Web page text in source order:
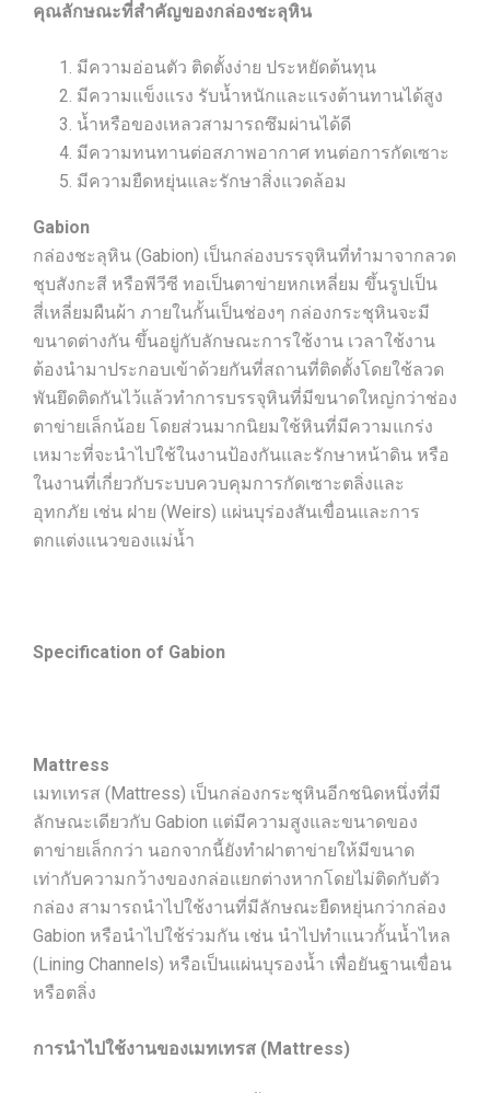
คุณลักษณะที่สำคัญของกล่องชะลุหิน
มีความอ่อนตัว ติดตั้งง่าย ประหยัดต้นทุน
มีความแข็งแรง รับน้ำหนักและแรงต้านทานได้สูง
น้ำหรือของเหลวสามารถซึมผ่านได้ดี
มีความทนทานต่อสภาพอากาศ ทนต่อการกัดเซาะ
มีความยืดหยุ่นและรักษาสิ่งแวดล้อม
Gabion
กล่องชะลุหิน (Gabion) เป็นกล่องบรรจุหินที่ทำมาจากลวด
ชุบสังกะสี หรือพีวีซี ทอเป็นตาข่ายหกเหลี่ยม ขึ้นรูปเป็น
สี่เหลี่ยมผืนผ้า ภายในกั้นเป็นช่องๆ กล่องกระชุหินจะมี
ขนาดต่างกัน ขึ้นอยู่กับลักษณะการใช้งาน เวลาใช้งาน
ต้องนำมาประกอบเข้าด้วยกันที่สถานที่ติดตั้งโดยใช้ลวด
พันยึดติดกันไว้แล้วทำการบรรจุหินที่มีขนาดใหญ่กว่าช่อง
ตาข่ายเล็กน้อย โดยส่วนมากนิยมใช้หินที่มีความแกร่ง
เหมาะที่จะนำไปใช้ในงานป้องกันและรักษาหน้าดิน หรือ
ในงานที่เกี่ยวกับระบบควบคุมการกัดเซาะตลิ่งและ
อุทกภัย เช่น ฝาย (Weirs) แผ่นบุร่องสันเขื่อนและการ
ตกแต่งแนวของแม่น้ำ
Specification of Gabion
Mattress
เมทเทรส (Mattress) เป็นกล่องกระชุหินอีกชนิดหนึ่งที่มี
ลักษณะเดียวกับ Gabion แต่มีความสูงและขนาดของ
ตาข่ายเล็กกว่า นอกจากนี้ยังทำฝาตาข่ายให้มีขนาด
เท่ากับความกว้างของกล่อแยกต่างหากโดยไม่ติดกับตัว
กล่อง สามารถนำไปใช้งานที่มีลักษณะยืดหยุ่นกว่ากล่อง
Gabion หรือนำไปใช้ร่วมกัน เช่น นำไปทำแนวกั้นน้ำไหล
(Lining Channels) หรือเป็นแผ่นบุรองน้ำ เพื่อยันฐานเขื่อน
หรือตลิ่ง
การนำไปใช้งานของเมทเทรส (Mattress)